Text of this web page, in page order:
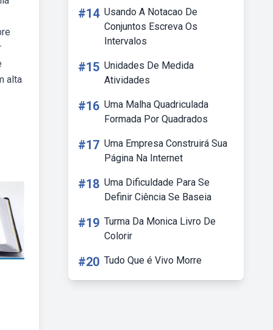
alta
#14 Usando A Notacao De
Conjuntos Escreva Os
Intervalos
#15 Unidades De Medida
Atividades
#16 Uma Malha Quadriculada
Formada Por Quadrados
#17 Uma Empresa Construirá Sua
Página Na Internet
#18 Uma Dificuldade Para Se
Definir Ciência Se Baseia
#19 Turma Da Monica Livro De
Colorir
#20 Tudo Que é Vivo Morre